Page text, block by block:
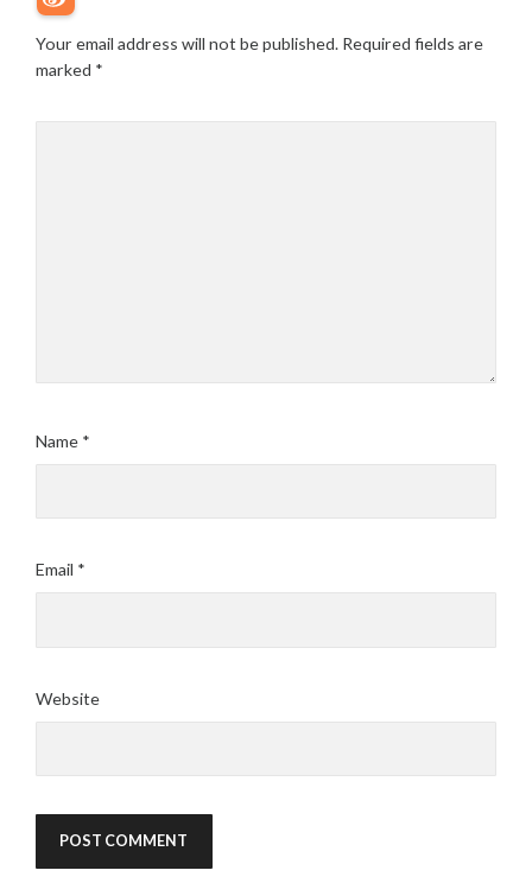
Your email address will not be published. Required fields are
marked *
Name *
Email *
Website